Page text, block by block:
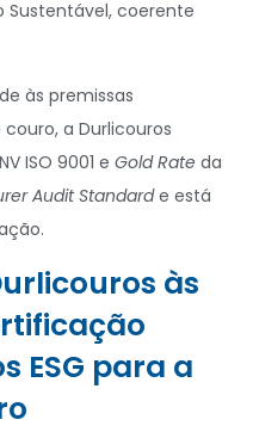
Sustentável, coerente
às premissas
a Durlicouros
ISO 9001 e Gold Rate da
Audit Standarde está
às
ESG para a